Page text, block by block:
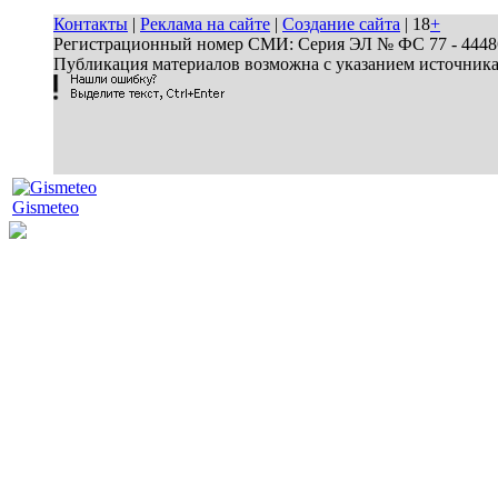
Контакты | Реклама на сайте | Создание сайта | 18+
Регистрационный номер СМИ: Серия ЭЛ № ФС 77 - 44486
Публикация материалов возможна с указанием
Gismeteo